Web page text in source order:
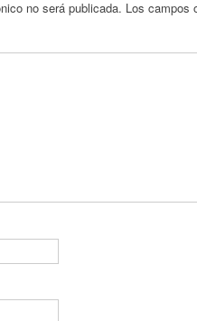
no será publicada. Los campos